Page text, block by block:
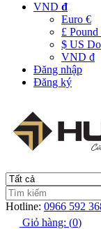
VND đ
Euro €
£
$ US
VND đ
Đăng nhập
Đăng ký
Hotline: 0966 592
Giỏ hàng: (0)